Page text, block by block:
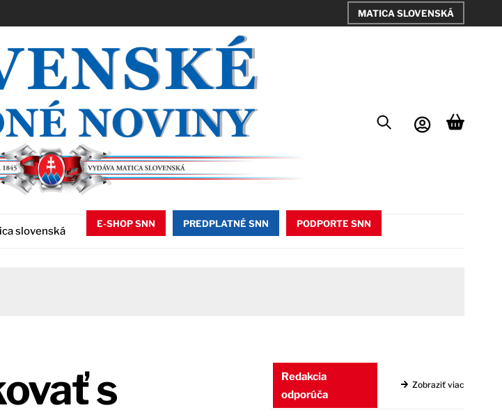
MATICA SLOVENSKÁ
slovenská
E-SHOP SNN PREDPLATNÉ SNN PODPORTE SNN
s
Redakcia
odporúča
Zobraziť viac